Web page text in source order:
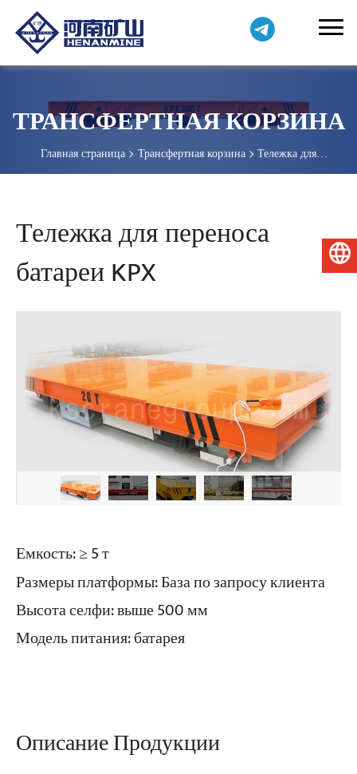
ТРАНСФЕРТНАЯ КОРЗИНА
Главная страница Трансфертная корзина
Тележка для
Тележка для переноса
батареи KPX
Емкость: ≥ 5 т
Размеры платформы: База по запросу клиента
Высота селфи: выше 500 мм
Модель питания: батарея
Описание Продукции
Русский